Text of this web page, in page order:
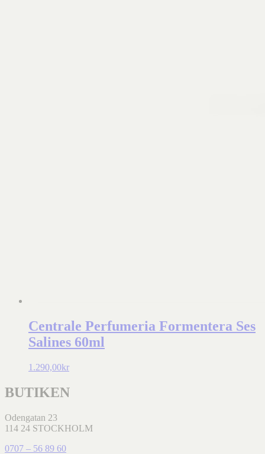
Centrale Perfumeria Formentera Ses
Salines 60ml
1.290,00kr
BUTIKEN
Odengatan 23
114 24 STOCKHOLM
0707 – 56 89 60